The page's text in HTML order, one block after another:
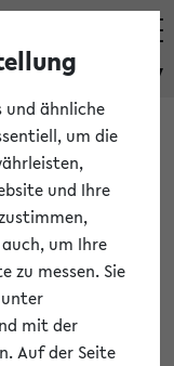
eKVV
Ihrer eKVV
und ähnliche
um die
und Ihre
um Ihre
zu messen. Sie
mit der
Auf der Seite